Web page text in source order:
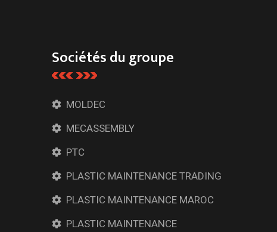
Sociétés du groupe
MOLDEC
MECASSEMBLY
PTC
PLASTIC MAINTENANCE TRADING
PLASTIC MAINTENANCE MAROC
PLASTIC MAINTENANCE